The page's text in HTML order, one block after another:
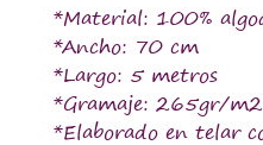
*Material: 100%
*Ancho: 70 cm
*Largo: 5 metros
*Gramaje: 265gr/m2
*Elaborado en telar